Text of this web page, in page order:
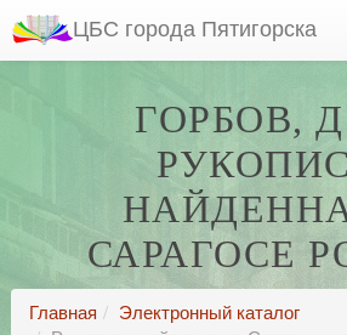
ЦБС города Пятигорска
ГОРБОВ,
САРАГОСЕ
Главная
Электронный каталог